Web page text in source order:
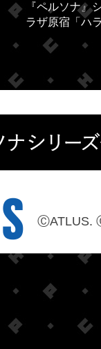
『ペルソナ』
ラザ原宿「ハ
ⒸATLUS.